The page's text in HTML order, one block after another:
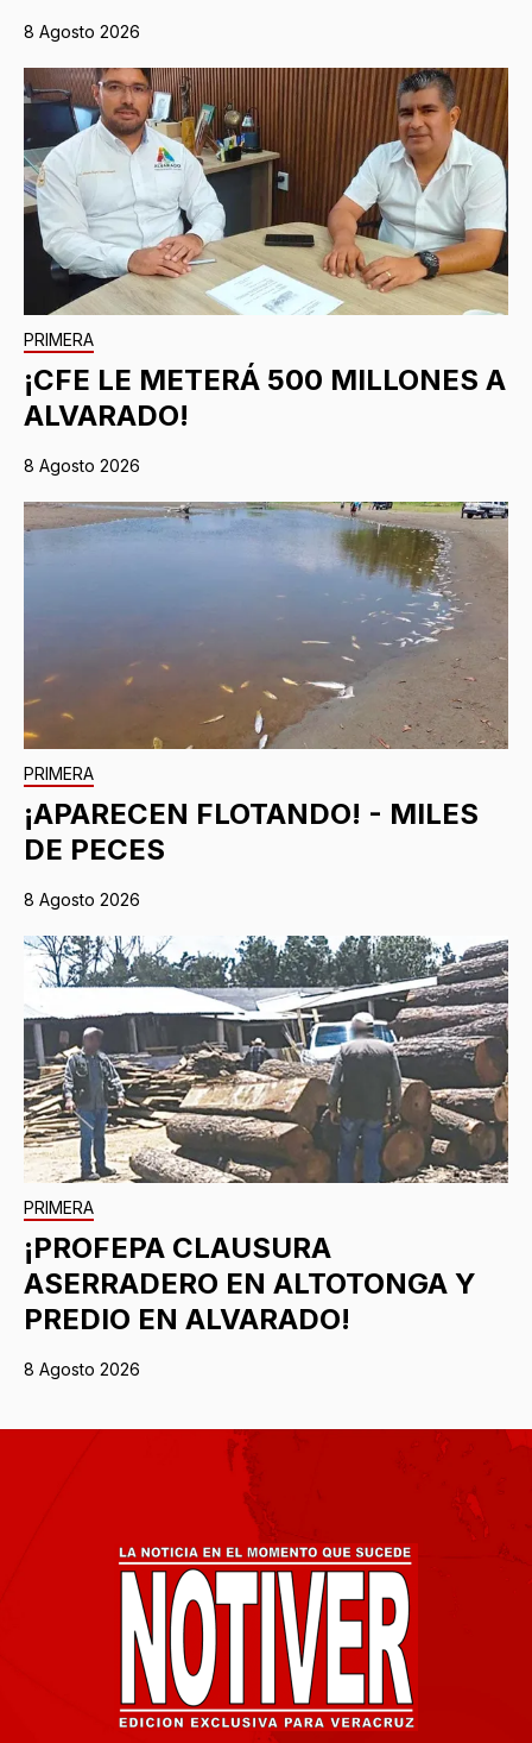
8 Agosto 2026
PRIMERA
¡CFE LE METERÁ 500 MILLONES A
ALVARADO!
8 Agosto 2026
PRIMERA
¡APARECEN FLOTANDO! - MILES
DE PECES
8 Agosto 2026
PRIMERA
¡PROFEPA CLAUSURA
ASERRADERO EN ALTOTONGA Y
PREDIO EN ALVARADO!
8 Agosto 2026